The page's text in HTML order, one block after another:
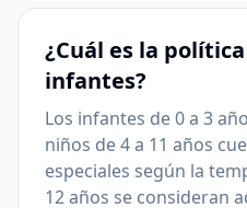
¿Cuál es la
infantes?
Los infantes de 0 a 3
niños de 4 a 11 años
especiales según la
12 años se consideran